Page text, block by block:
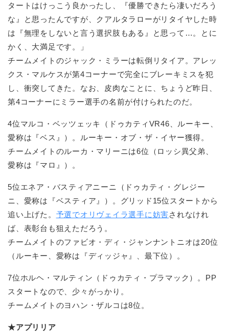
タートはけっこう良かったし、『優勝できたら凄いだろう
な』と思ったんですが、クアルタラローがリタイヤした時
は『無理をしないと言う選択肢もある』と思って…。とに
かく、大満足です。」
チームメイトのジャック・ミラーは転倒リタイア。アレッ
クス・マルケスが第4コーナーで完全にブレーキミスを犯
し、衝突してきた。なお、皮肉なことに、ちょうど昨日、
第4コーナーにミラー選手の名前が付けられたのだ。
4位マルコ・ベッツェッキ（ドゥカティVR46、ルーキー、
愛称は『ベス』）。ルーキー・オブ・ザ・イヤー獲得。
チームメイトのルーカ・マリーニは6位（ロッシ異父弟、
愛称は『マロ』）。
5位エネア・バスティアニーニ（ドゥカティ・グレジー
ニ、愛称は『ベスティア』）。グリッド15位スタートから
追い上げた。 予選でオリヴェイラ選手に妨害されなけれ
ば、表彰台も狙えただろう。
チームメイトのファビオ・ディ・ジャンナントニオは20位
（ルーキー、愛称は『ディッジャ』、最下位）。
7位ホルヘ・マルティン（ドゥカティ・プラマック）。PP
スタートなので、少々がっかり。
チームメイトのヨハン・ザルコは8位。
★アプリリア